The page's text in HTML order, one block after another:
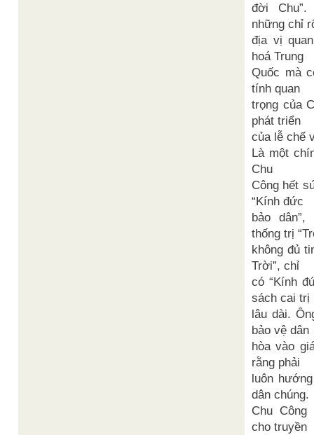
đời
những chỉ
địa vị
hoá Trung
Quốc mà
tính quan
trọng của
phát triển
của lễ chế
Là một
Chu
Công hết
“Kính đức
bảo
thống trị
không đủ
Trời”, chỉ
có “Kính
sách cai trị
lâu dài.
bảo vệ dân
hòa vào
rằng phải
luôn
dân chúng.
Chu
cho truyền